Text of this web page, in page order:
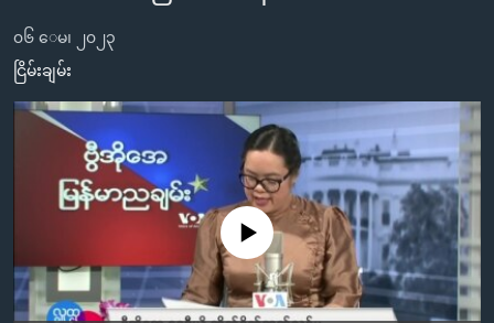
များ
ပင်မ
အကြောင်းအရာ
အ
ညွန်း
အမေရိကန်
တရုတ်
အစ္စရေး-ပါလက်စတိုင်း
သတင်းလွတ်လပ်ခွင့်
ရပ်ဝန်းတခု လမ်းတခု အလွန်
အင်္ဂလိပ်စာလေ့လာမယ်
အမေရိကန်သုံးအီဒီယံ
မကြေးမုံရဲ့ အင်္ဂလိပ်စာ
ရုပ်ရှင်ထဲက အင်္ဂလိပ်စာ
သုတပဒေသာ အင်္ဂလိပ်စာ
အပတ်စဉ်ကဏ္ဍများ
ရေဒီယိုနှင့်ရုပ်သံ အချက်အလက်များ
ရေဒီယို/တီဗွီအစီအစဉ်
Learning English
၀၆ ေမ၊ ၂၀၂၃
ငြိမ်းချမ်း
No media source currently available